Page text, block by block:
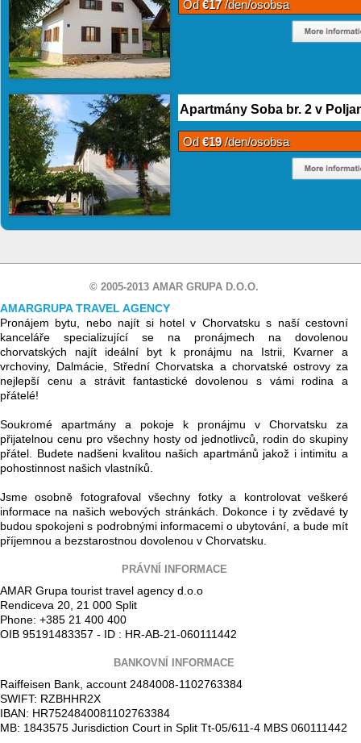
Od€17/den/osobsa
Apartmány Soba br. 2 v
Od€19/den/osobsa
© 2005-2013 AMAR GRUPA D.O.O.
AMARGRUPA TRAVEL AGENCY
Pronájem bytu, nebo najít si hotel v Chorvatsku s naší cestovní
kanceláře specializující se na pronájmech na dovolenou
chorvatských najít ideální byt k pronájmu na Istrii, Kvarner a
vrchoviny, Dalmácie, Střední Chorvatska a chorvatské ostrovy za
nejlepší cenu a strávit fantastické dovolenou s vámi rodina a
přátelé!
Soukromé apartmány a pokoje k pronájmu v Chorvatsku za
přijatelnou cenu pro všechny hosty od jednotlivců, rodin do skupiny
přátel. Budete nadšeni kvalitou našich apartmánů jakož i intimitu a
pohostinnost našich vlastníků.
Jsme osobně fotografoval všechny fotky a kontrolovat veškeré
informace na našich webových stránkách. Dokonce i ty zvědavé ty
budou spokojeni s podrobnými informacemi o ubytování, a bude mít
příjemnou a bezstarostnou dovolenou v Chorvatsku.
PRÁVNÍ INFORMACE
AMAR Grupa tourist travel agency d.o.o
Rendiceva 20, 21 000 Split
Phone: +385 21 400 400
OIB 95191483357 - ID : HR-AB-21-060111442
BANKOVNÍ INFORMACE
Raiffeisen Bank, account 2484008-1102763384
SWIFT: RZBHHR2X
IBAN: HR7524840081102763384
MB: 1843575 Jurisdiction Court in Split Tt-05/611-4 MBS 060111442